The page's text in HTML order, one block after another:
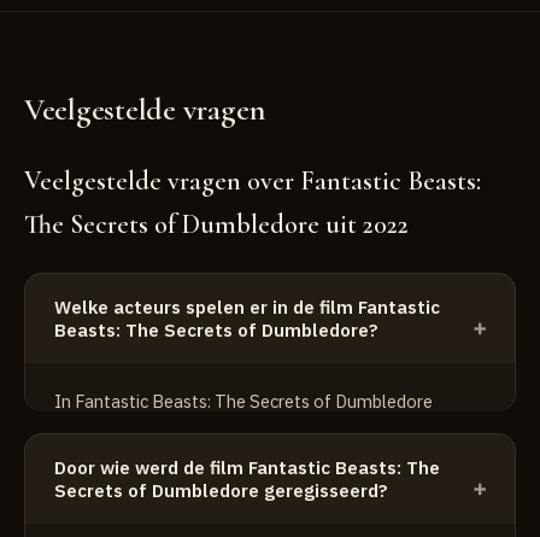
Veelgestelde vragen
Veelgestelde vragen over Fantastic Beasts:
The Secrets of Dumbledore uit 2022
Welke acteurs spelen er in de film Fantastic
Beasts: The Secrets of Dumbledore?
In Fantastic Beasts: The Secrets of Dumbledore
spelen o.a. de volgende acteurs:
Eddie Redmayne
Ezra Miller
Door wie werd de film Fantastic Beasts: The
Secrets of Dumbledore geregisseerd?